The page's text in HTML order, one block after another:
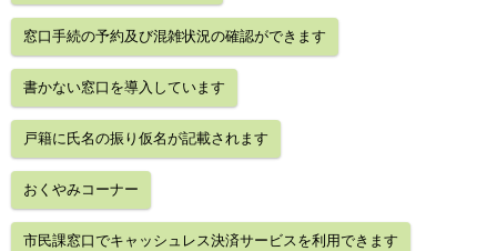
窓口手続の予約及び混雑状況の確認ができます
書かない窓口を導入しています
戸籍に氏名の振り仮名が記載されます
おくやみコーナー
市民課窓口でキャッシュレス決済サービスを利用できます